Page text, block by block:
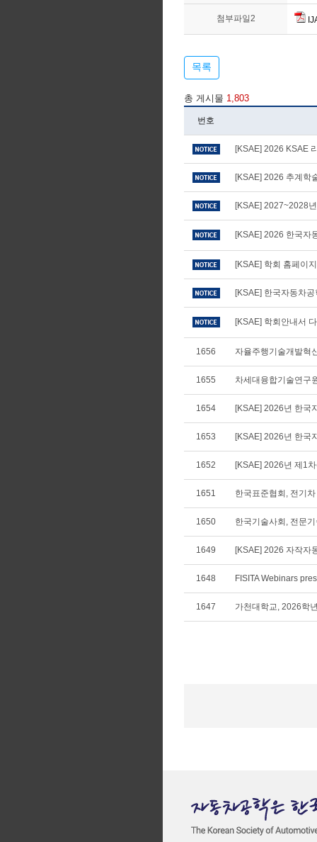
첨부파일2
목록
총 게시물 1,803
번호
[KSAE] 2026 KSAE
[KSAE] 2026 추계학
[KSAE] 2027~2028
[KSAE] 2026 한국자
[KSAE] 학회 홈페이
[KSAE] 한국자동차
[KSAE] 학회안내서
1656 자율주행기술개발혁
1655 차세대융합기술연구
1654 [KSAE] 2026년 한국
1653 [KSAE] 2026년 한국
1652 [KSAE] 2026년 제1
1651 한국표준협회, 전기
1650 한국기술사회, 전문
1649 [KSAE] 2026 자작자
1648
1647 가천대학교, 2026학